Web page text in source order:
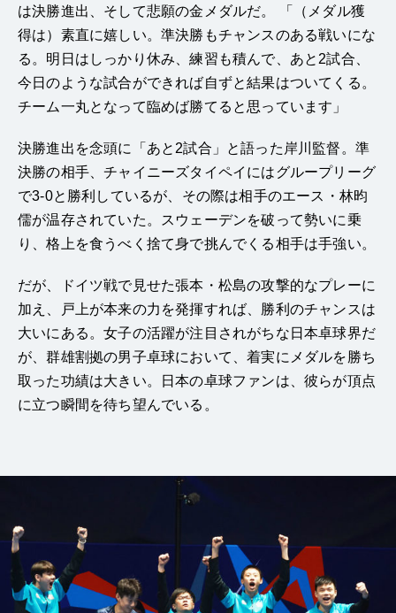
は決勝進出、そして悲願の金メダルだ。 「（メダル獲
得は）素直に嬉しい。準決勝もチャンスのある戦いにな
る。明日はしっかり休み、練習も積んで、あと2試合、
今日のような試合ができれば自ずと結果はついてくる。
チーム一丸となって臨めば勝てると思っています」
決勝進出を念頭に「あと2試合」と語った岸川監督。準
決勝の相手、チャイニーズタイペイにはグループリーグ
で3-0と勝利しているが、その際は相手のエース・林昀
儒が温存されていた。スウェーデンを破って勢いに乗
り、格上を食うべく捨て身で挑んでくる相手は手強い。
だが、ドイツ戦で見せた張本・松島の攻撃的なプレーに
加え、戸上が本来の力を発揮すれば、勝利のチャンスは
大いにある。女子の活躍が注目されがちな日本卓球界だ
が、群雄割拠の男子卓球において、着実にメダルを勝ち
取った功績は大きい。日本の卓球ファンは、彼らが頂点
に立つ瞬間を待ち望んでいる。